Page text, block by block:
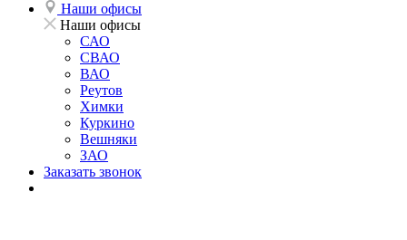
Наши офисы
Наши офисы
САО
СВАО
ВАО
Реутов
Химки
Куркино
Вешняки
ЗАО
Заказать звонок